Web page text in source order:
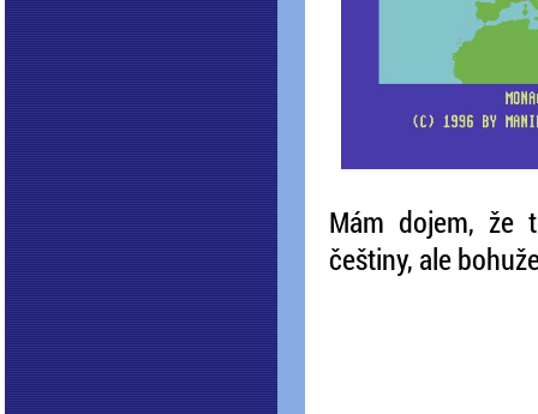
Mám dojem, že
češtiny, ale